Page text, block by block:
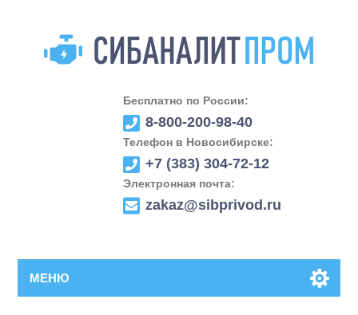
Бесплатно по России:
8-800-200-98-40
Телефон в Новосибирске:
+7 (383) 304-72-12
Электронная почта:
zakaz@sibprivod.ru
МЕНЮ